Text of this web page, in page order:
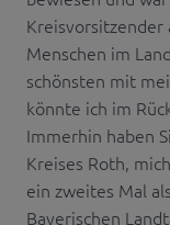
Kreisvorsitzender
Menschen im
schönsten mit
könnte ich im
Immerhin haben
Kreises Roth,
ein zweites Mal
Bayerischen